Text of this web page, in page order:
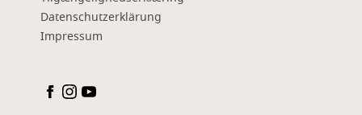
Datenschutzerklärung
Impressum